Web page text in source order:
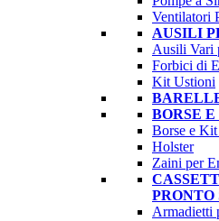
Ventilatori
AUSILI
Ausili Vari
Forbici di
Kit Ustioni
BORSE
Borse e Kit
Holster
Zaini per
PRONTO
Armadietti